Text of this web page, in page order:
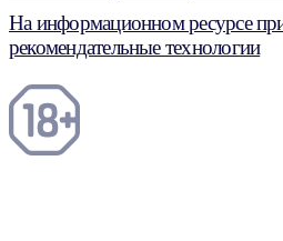
На информационном ресурсе
рекомендательные технологии